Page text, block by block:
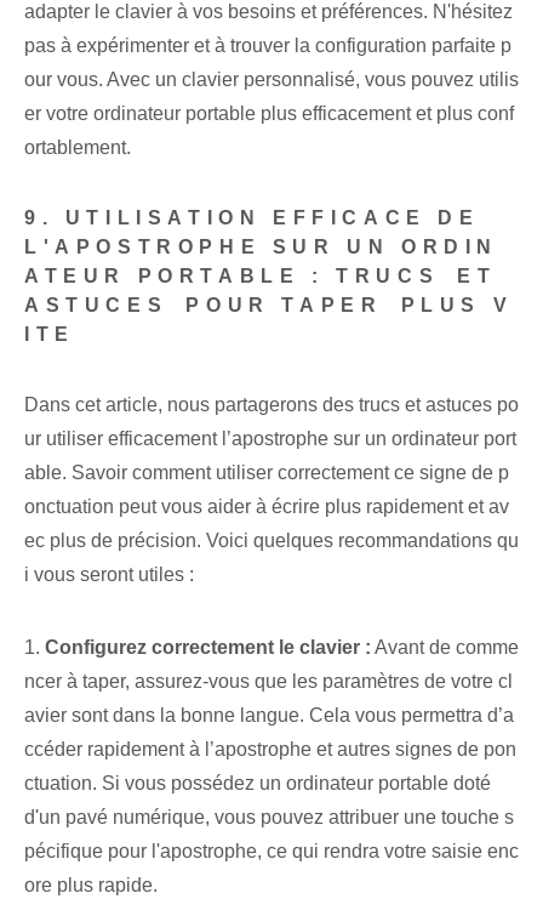
adapter le clavier à vos besoins et préférences. N'hésitez
pas à expérimenter et à trouver la configuration parfaite p
our vous. Avec un clavier personnalisé, vous pouvez utilis
er votre ordinateur portable plus efficacement et plus conf
ortablement.
9. UTILISATION EFFICACE DE
L'APOSTROPHE SUR UN ORDIN
ATEUR PORTABLE : TRUCS ⁢ET
ASTUCES⁢ POUR TAPER⁢ PLUS V
ITE
Dans cet article, nous partagerons des trucs et astuces po
ur utiliser efficacement l’apostrophe sur un ordinateur port
able. Savoir comment utiliser correctement ce signe de p
onctuation peut vous aider à écrire plus rapidement et av
ec plus de précision. Voici quelques recommandations qu
i vous seront utiles :
1. Configurez correctement le clavier : Avant de comme
ncer à taper, assurez-vous que les paramètres de votre cl
avier sont dans la bonne langue. Cela vous permettra d’a
ccéder rapidement à l’apostrophe et autres signes de pon
ctuation. Si vous possédez un ordinateur portable doté
d'un pavé numérique, vous pouvez attribuer une touche s
pécifique pour l'apostrophe, ce qui rendra votre saisie enc
ore plus rapide.